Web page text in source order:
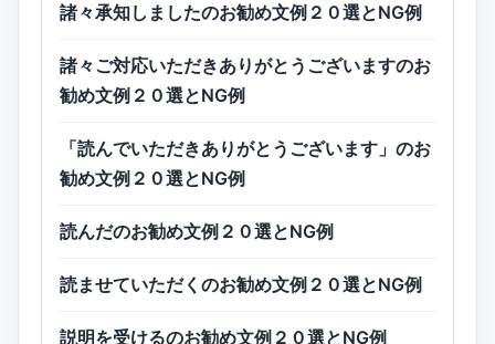
諸々承知しましたのお勧め文例２０選とNG例
諸々ご対応いただきありがとうございますのお
勧め文例２０選とNG例
「読んでいただきありがとうございます」のお
勧め文例２０選とNG例
読んだのお勧め文例２０選とNG例
読ませていただくのお勧め文例２０選とNG例
説明を受けるのお勧め文例２０選とNG例